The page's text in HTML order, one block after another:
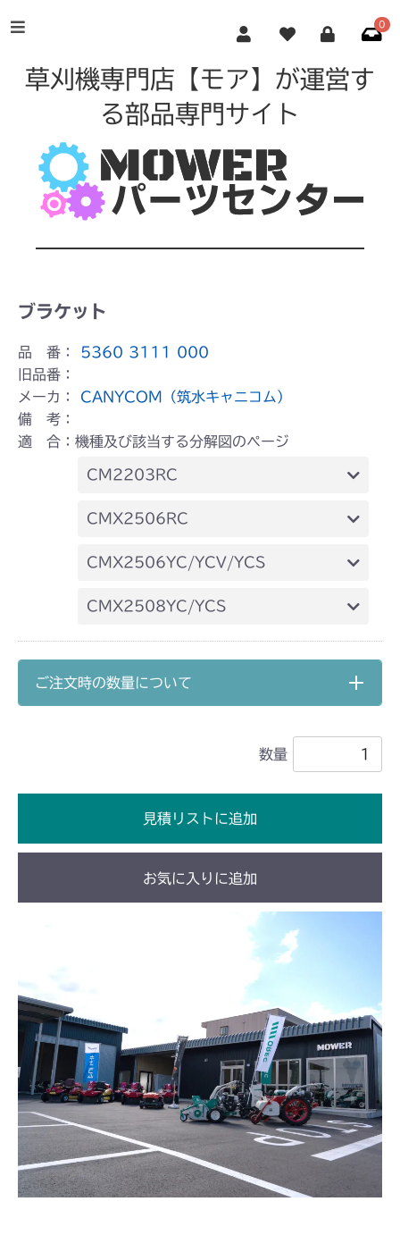
0
草刈機専門店【モア】が運営す
る部品専門サイト
ブラケット
品 番：
5360 3111 000
旧品番：
メーカ： CANYCOM（筑水キャニコム）
備 考：
適 合：機種及び該当する分解図のページ
CM2203RC
本体 FIG16 走行操作レバー(左ブレーキ
CMX2506RC
本体 FIG19 走行操作レバー(左ブレーキ
CMX2506YC/YCV/YCS
本体 FIG22 走行操作(～
CMX2508YC/YCS
ご注文時の数量について
数量
見積リストに追加
お気に入りに追加